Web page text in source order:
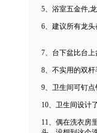
5、浴室五金件,
6、建议所有龙
7、台下盆比台
8、不实用的双
9、卫生间可钉
10、卫生间设计
11、偶在洗衣房